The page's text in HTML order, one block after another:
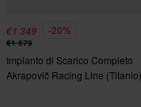
€1 349 -20%
€1 679
Impianto di Scarico Completo
Akrapovič Racing Line (Titanio)